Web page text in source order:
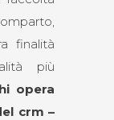
finalità
più
opera
crm –